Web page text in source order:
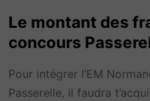
Le montant des
concours
Pour intégrer l’EM
Passerelle, il faudra